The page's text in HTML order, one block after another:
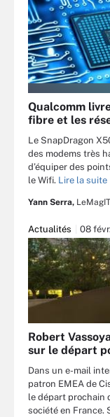
Qualcomm
fibre et les
Le SnapDragon
des modems très
d’équiper des
le Wifi. Lire la suite
Yann Serra, LeMagIT
Actualités 08
Robert
sur le départ
Dans un e-mail
patron EMEA de
le départ prochain
société en France.